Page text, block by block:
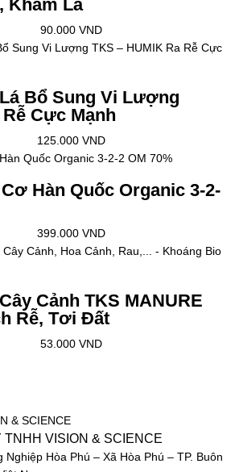
Khảm Lá
90.000 VND
Bổ Sung Vi Lượng
Cực Mạnh
125.000 VND
Hàn Quốc Organic 3-2-
399.000 VND
Cảnh TKS MANURE
Rễ, Tơi Đất
53.000 VND
& SCIENCE
TNHH VISION & SCIENCE
Nghiệp Hòa Phú – Xã Hòa Phú – TP. Buôn